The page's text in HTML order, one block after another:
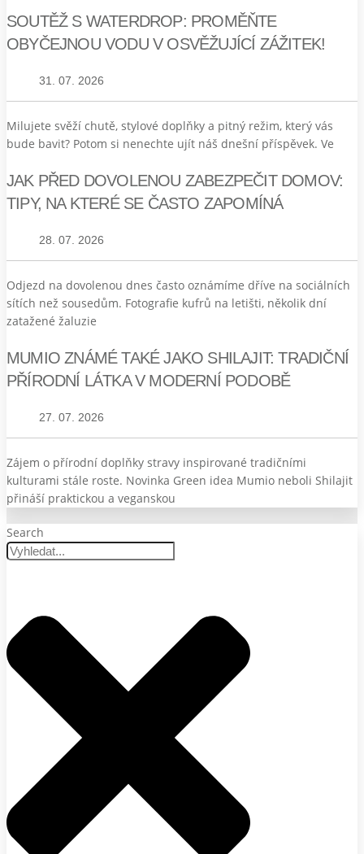
SOUTĚŽ S WATERDROP: PROMĚŇTE
OBYČEJNOU VODU V OSVĚŽUJÍCÍ ZÁŽITEK!
31. 07. 2026
Milujete svěží chutě, stylové doplňky a pitný režim, který vás
bude bavit? Potom si nenechte ujít náš dnešní příspěvek. Ve
JAK PŘED DOVOLENOU ZABEZPEČIT DOMOV:
TIPY, NA KTERÉ SE ČASTO ZAPOMÍNÁ
28. 07. 2026
Odjezd na dovolenou dnes často oznámíme dříve na sociálních
sítích než sousedům. Fotografie kufrů na letišti, několik dní
zatažené žaluzie
MUMIO ZNÁMÉ TAKÉ JAKO SHILAJIT: TRADIČNÍ
PŘÍRODNÍ LÁTKA V MODERNÍ PODOBĚ
27. 07. 2026
Zájem o přírodní doplňky stravy inspirované tradičními
kulturami stále roste. Novinka Green idea Mumio neboli Shilajit
přináší praktickou a veganskou
Search